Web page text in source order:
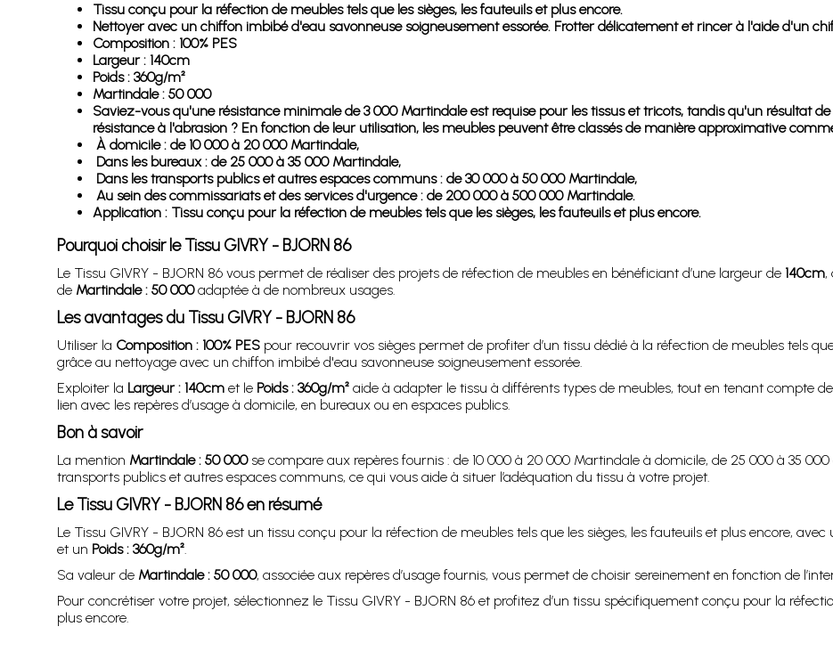
Tissu conçu pour la réfection de meubles tels que les sièges, les fauteuils et plus encore.
Nettoyer avec un chiffon imbibé d'eau savonneuse soigneusement essorée. Frotter délicatement et rincer à l'aide d'un
Composition : 100% PES
Largeur : 140cm
Poids : 360g/m²
Martindale : 50 000
Saviez-vous qu'une résistance minimale de 3 000 Martindale est requise pour les tissus et tricots, tandis qu'un résultat
résistance à l'abrasion ? En fonction de leur utilisation, les meubles peuvent être classés de manière approximative
À domicile : de 10 000 à 20 000 Martindale,
Dans les bureaux : de 25 000 à 35 000 Martindale,
Dans les transports publics et autres espaces communs : de 30 000 à 50 000 Martindale,
Au sein des commissariats et des services d'urgence : de 200 000 à 500 000 Martindale.
Application : Tissu conçu pour la réfection de meubles tels que les sièges, les fauteuils et plus encore.
Pourquoi choisir le Tissu GIVRY - BJORN 86
Le Tissu GIVRY - BJORN 86 vous permet de réaliser des projets de réfection de meubles en bénéficiant d’une largeur de 140cm,
de Martindale : 50 000adaptée à de nombreux usages.
Les avantages du Tissu GIVRY - BJORN 86
Utiliser la Composition : 100% PESpour recouvrir vos sièges permet de profiter d’un tissu dédié à la réfection de meubles tels
grâce au nettoyage avec un chiffon imbibé d'eau savonneuse soigneusement essorée.
Exploiter la Largeur : 140cmet le Poids : 360g/m²aide à adapter le tissu à différents types de meubles, tout en tenant compte
lien avec les repères d’usage à domicile, en bureaux ou en espaces publics.
Bon à savoir
La mention Martindale : 50 000se compare aux repères fournis : de 10 000 à 20 000 Martindale à domicile, de 25 000 à 35
transports publics et autres espaces communs, ce qui vous aide à situer l’adéquation du tissu à votre projet.
Le Tissu GIVRY - BJORN 86 en résumé
Le Tissu GIVRY - BJORN 86 est un tissu conçu pour la réfection de meubles tels que les sièges, les fauteuils et plus encore, avec
et un Poids : 360g/m².
Sa valeur de Martindale : 50 000, associée aux repères d’usage fournis, vous permet de choisir sereinement en fonction de
Pour concrétiser votre projet, sélectionnez le Tissu GIVRY - BJORN 86 et profitez d’un tissu spécifiquement conçu pour la
plus encore.